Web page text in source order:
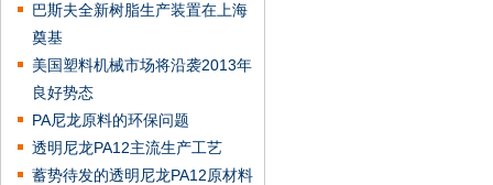
巴斯夫全新树脂生产装置在上海
奠基
美国塑料机械市场将沿袭2013年
良好势态
PA尼龙原料的环保问题
透明尼龙PA12主流生产工艺
蓄势待发的透明尼龙PA12原材料